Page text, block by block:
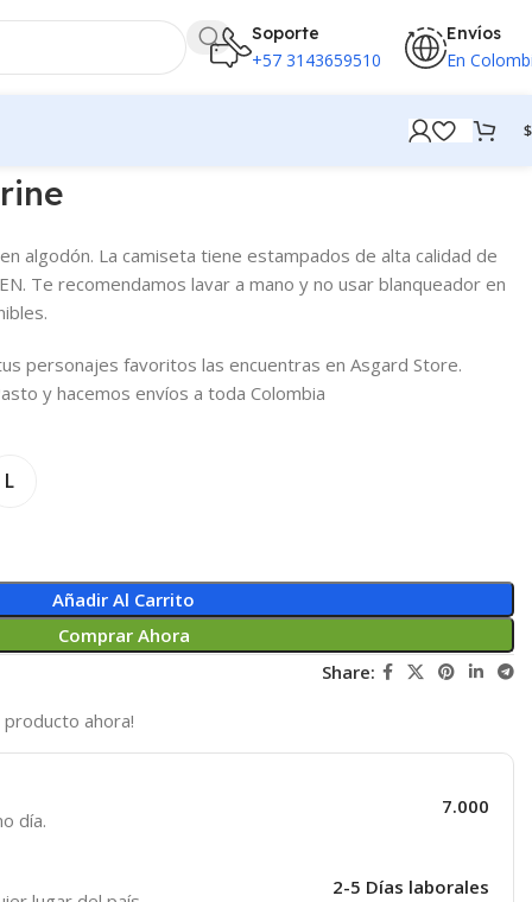
Soporte
+57 3143659510
Envíos
En
$
algodón. La camiseta tiene estampados de alta calidad de
Te recomendamos lavar a mano y no usar blanqueador en
personajes favoritos las encuentras en Asgard Store.
y hacemos envíos a toda Colombia
L
Añadir Al Carrito
Comprar Ahora
Share:
ahora!
día.
7.000
2-5 Días laborales